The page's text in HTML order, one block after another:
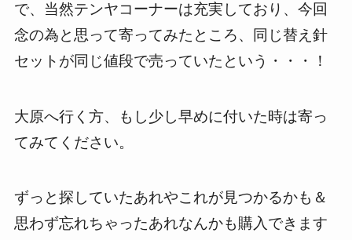
で、当然テンヤコーナーは充実しており、今回
念の為と思って寄ってみたところ、同じ替え針
セットが同じ値段で売っていたという・・・！
大原へ行く方、もし少し早めに付いた時は寄っ
てみてください。
ずっと探していたあれやこれが見つかるかも＆
思わず忘れちゃったあれなんかも購入できます